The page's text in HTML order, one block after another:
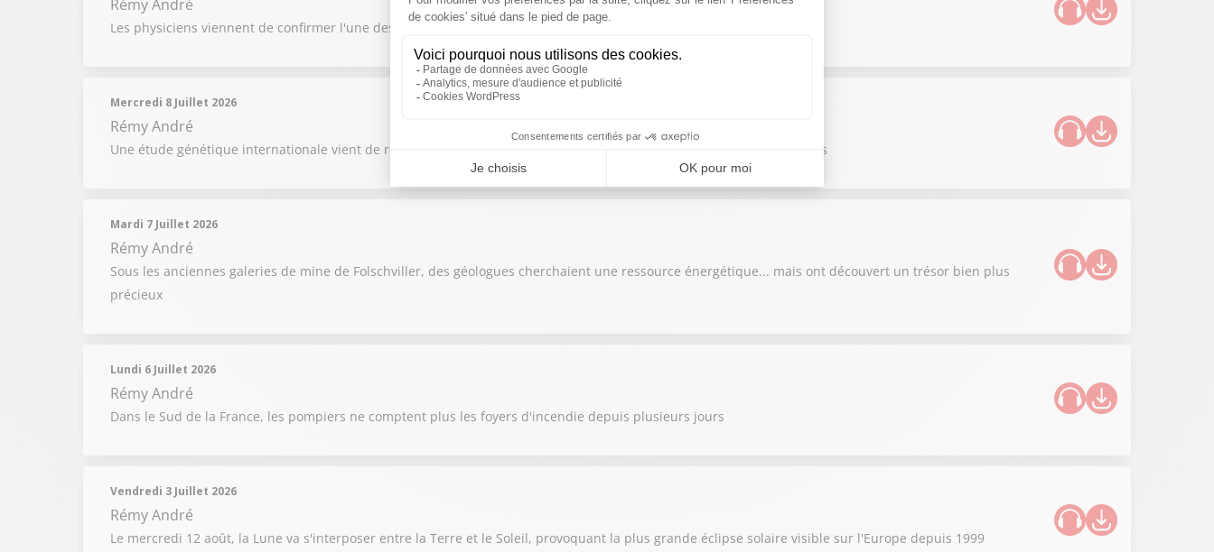
Rémy André
Les physiciens viennent de confirmer l'une des prédictions les plus vertigineuses d'Einstein
Mercredi 8 Juillet 2026
Rémy André
Une étude génétique internationale vient de rebattre complètement les cartes des origines de nos félins domestiques
Mardi 7 Juillet 2026
Rémy André
Sous les anciennes galeries de mine de Folschviller, des géologues cherchaient une ressource énergétique... mais ont découvert un trésor bien plus
précieux
Lundi 6 Juillet 2026
Rémy André
Dans le Sud de la France, les pompiers ne comptent plus les foyers d'incendie depuis plusieurs jours
Vendredi 3 Juillet 2026
Rémy André
Le mercredi 12 août, la Lune va s'interposer entre la Terre et le Soleil, provoquant la plus grande éclipse solaire visible sur l'Europe depuis 1999